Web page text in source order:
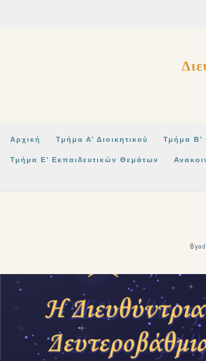
Αρχική Τμήμα Α’ Διοικητικού Τμήμα Β’
Τμήμα Ε’ Εκπαιδευτικών Θεμάτων
By